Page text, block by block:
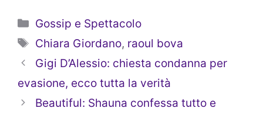
Categorie
Gossip e Spettacolo
Tag
Chiara Giordano, raoul bova
Gigi D’Alessio: chiesta condanna per
evasione, ecco tutta la verità
Beautiful: Shauna confessa tutto e